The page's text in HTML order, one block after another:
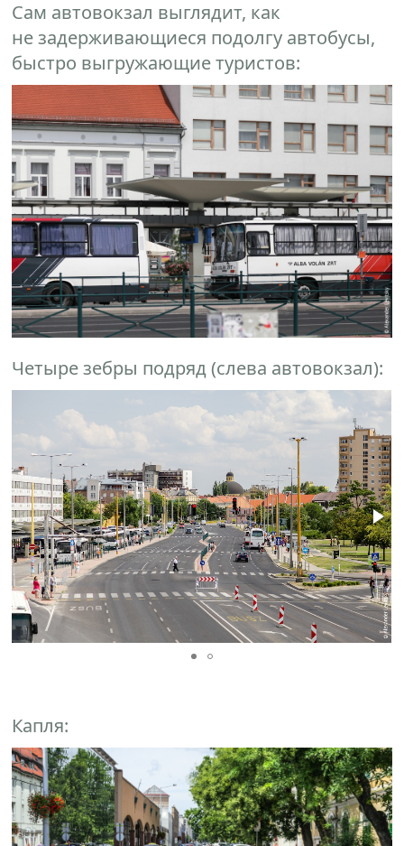
Сам автовокзал выглядит, как
не задерживающиеся подолгу автобусы,
быстро выгружающие туристов:
Четыре зебры подряд (слева автовокзал):
Капля: